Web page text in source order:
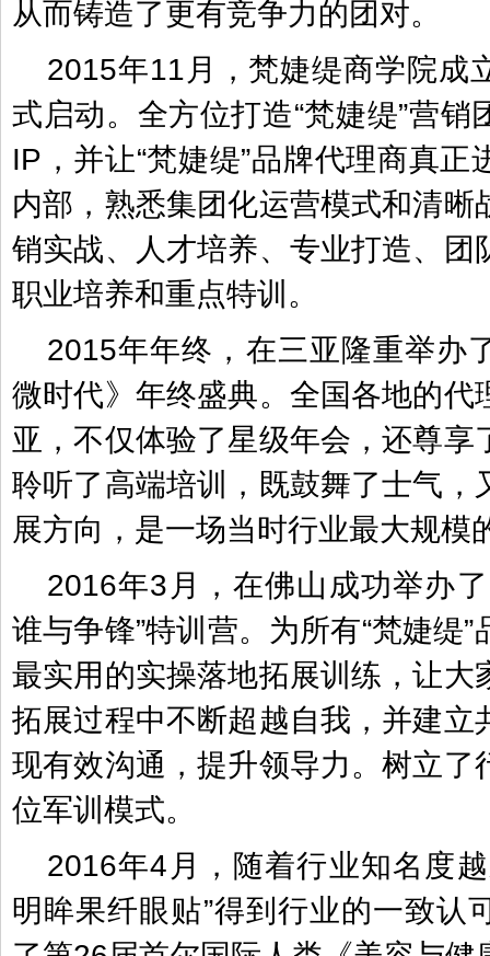
从而铸造了更有竞争力的团对。
2015年11月，梵婕缇商学院成
式启动。全方位打造“梵婕缇”营销
IP，并让“梵婕缇”品牌代理商真正
内部，熟悉集团化运营模式和清晰
销实战、人才培养、专业打造、团
职业培养和重点特训。
2015年年终，在三亚隆重举办
微时代》年终盛典。全国各地的代
亚，不仅体验了星级年会，还尊享
聆听了高端培训，既鼓舞了士气，
展方向，是一场当时行业最大规模
2016年3月，在佛山成功举办
谁与争锋”特训营。为所有“梵婕缇
最实用的实操落地拓展训练，让大
拓展过程中不断超越自我，并建立
现有效沟通，提升领导力。树立了
位军训模式。
2016年4月，随着行业知名度
明眸果纤眼贴”得到行业的一致认